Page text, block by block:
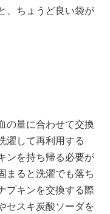
、ちょうど良い袋が
の量に合わせて交換
濯して再利用する
ンを持ち帰る必要が
まると洗濯でも落ち
プキンを交換する際
セスキ炭酸ソーダを